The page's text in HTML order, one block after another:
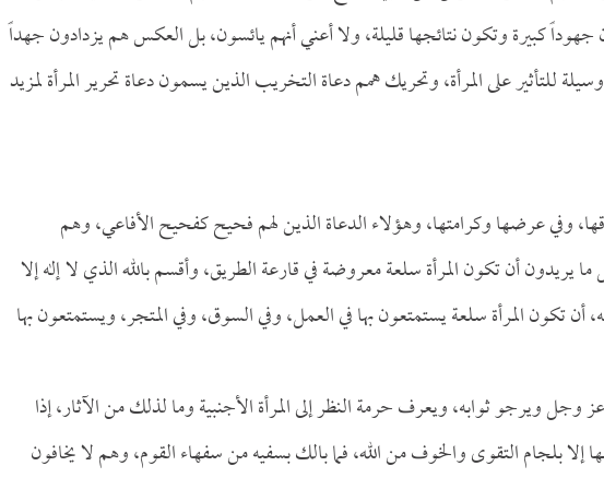
كبيرة وتكون نتائجها قليلة، ولا أعني أنهم يائسون، بل العكس هم يزدادون جهداً
للتأثير على المرأة، وتحريك همم دعاة التخريب الذين يسمون دعاة تحرير المرأة لمزيد
وفي عرضها وكرامتها، وهؤلاء الدعاة الذين لهم فحيح كفحيح الأفاعي، وهم
أن تكون المرأة سلعة معروضة في قارعة الطريق، وأقسم بالله الذي لا إله إلا
تكون المرأة سلعة يستمتعون بها في العمل، وفي السوق، وفي المتجر، ويستمتعون بها
وجل ويرجو ثوابه، ويعرف حرمة النظر إلى المرأة الأجنبية وما لذلك من الآثار، إذا
إلا بلجام التقوى والخوف من الله، فما بالك بسفيه من سفهاء القوم، وهم لا يخافون